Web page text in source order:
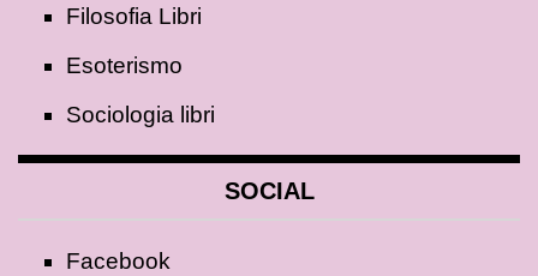
Filosofia Libri
Esoterismo
Sociologia libri
SOCIAL
Facebook